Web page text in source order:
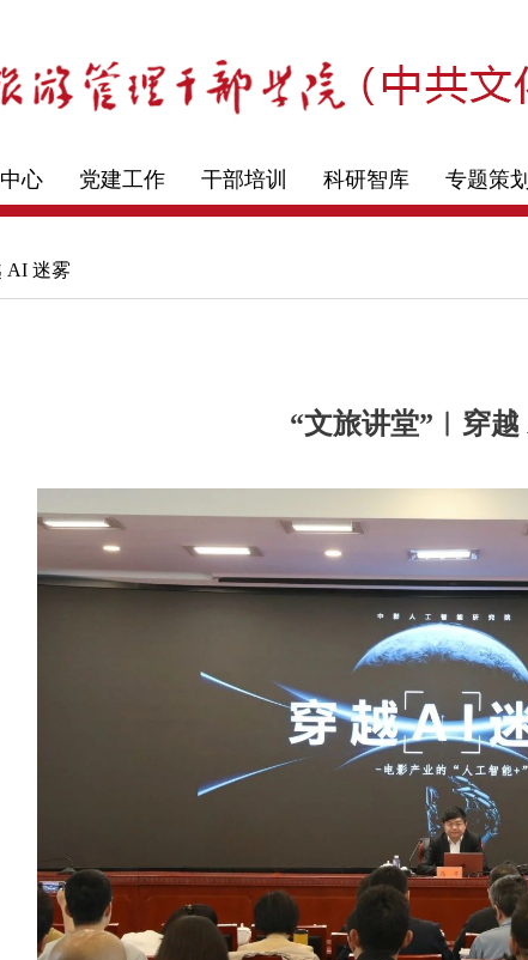
心 党建工作 干部培训 科研智库 专题策划
AI 迷雾
“文旅讲堂”︱穿